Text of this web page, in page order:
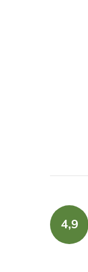
4,9